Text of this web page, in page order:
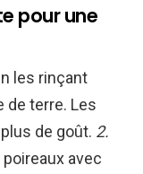
pour une
les rinçant
de terre. Les
de goût. 2.
avec